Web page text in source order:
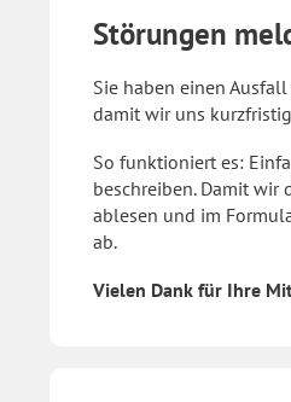
Störungen
Sie haben einen
damit wir uns
So funktioniert es:
beschreiben. Damit
ablesen und im
ab.
Vielen Dank für Ihre